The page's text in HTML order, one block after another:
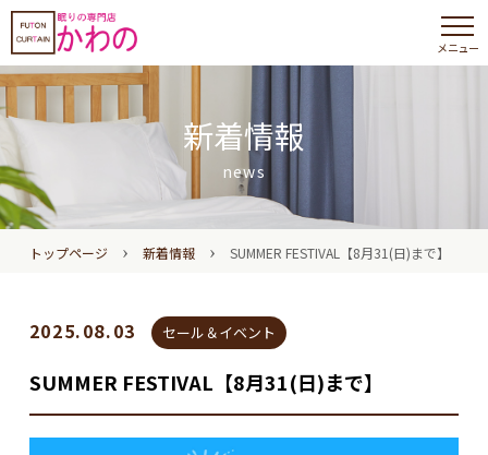
メニュー
新着情報
news
トップページ › 新着情報 › SUMMER FESTIVAL【8月31(日)まで】
2025.08.03 セール＆イベント
SUMMER FESTIVAL【8月31(日)まで】